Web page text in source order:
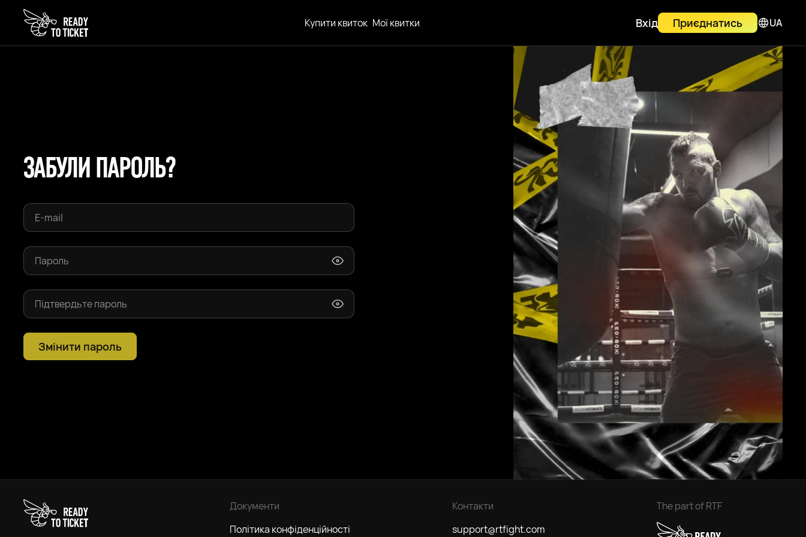
Купити квиток Мої квитки Вхід Приєднатись UA
ЗАБУЛИ ПАРОЛЬ?
Змінити пароль
Документи
Політика конфіденційності
Контакти
support@rtfight.com
The part of RTF